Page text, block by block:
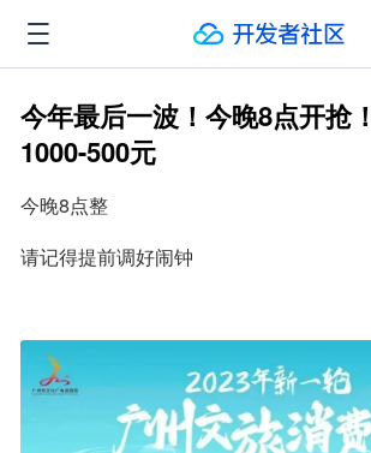
今年最后一波！今晚8点开抢
1000-500元
今晚8点整
请记得提前调好闹钟